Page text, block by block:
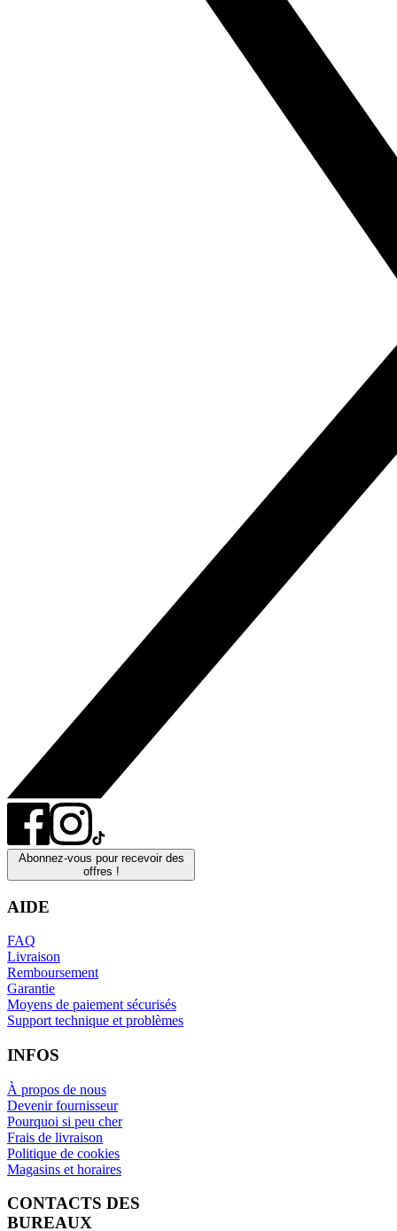
Abonnez-vous pour recevoir des
offres !
AIDE
FAQ
Livraison
Remboursement
Garantie
Moyens de paiement sécurisés
Support technique et problèmes
INFOS
À propos de nous
Devenir fournisseur
Pourquoi si peu cher
Frais de livraison
Politique de cookies
Magasins et horaires
CONTACTS DES
BUREAUX